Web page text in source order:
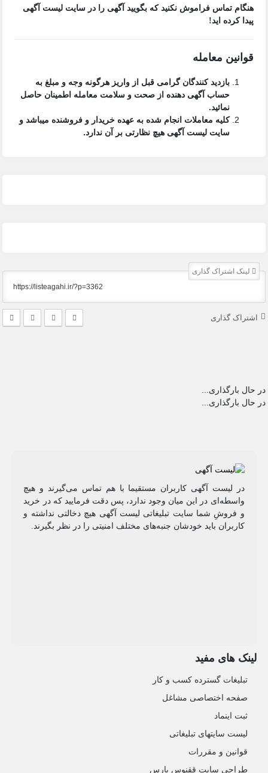
هنگام تماس فراموش نکنید که بگویید آگهی را درسایت لیست آگهی
پیدا کرده اید!
قوانین معامله
بازدید کنندگان گرامی قبل از واریز هرگونه وجه و مبلغ به
حساب آگهی دهنده از صحت و سلامت معامله اطمینان حاصل
نمائید.
کلیه معاملات انجام شده به عهده خریدار و فروشنده میباشد و
سایت لیست آگهی هیچ نظارتی بر آن ندارد.
لینک اشتراک گذاری
اشتراک گذاری
در حال بارگذاری...
در حال بارگذاری...
در لیست آگهی کاربران مستقیما با هم تماس می‌گیرند و هیچ
واسطه‌ای در این میان وجود ندارد، پس دقت فرمایید که در خرید
و فروشِ شما سایت تبلیغاتی لیست آگهی هیچ دخالتی نداشته و
کاربران باید خودشان جنبه‌های مختلف امنیتی را در نظر بگیرند.
لینک های مفید
تبلیغات گسترده کسب و کار
صفحه اختصاصی مشاغل
ثبت اینماد
لیست سایتهای تبلیغاتی
قوانین و مقررات
طراحی سایت ققنوس پارس